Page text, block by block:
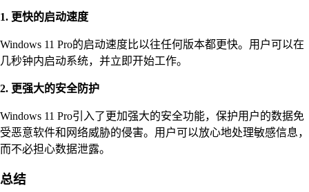
1. 更快的启动速度
Windows 11 Pro的启动速度比以往任何版本都更快。用户可以在
几秒钟内启动系统，并立即开始工作。
2. 更强大的安全防护
Windows 11 Pro引入了更加强大的安全功能，保护用户的数据免
受恶意软件和网络威胁的侵害。用户可以放心地处理敏感信息，
而不必担心数据泄露。
总结